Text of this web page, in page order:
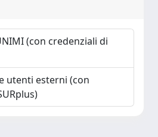
(con credenziali di
utenti esterni (con